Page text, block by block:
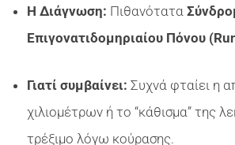
Η Διάγνωση: Πιθανότατα
Επιγονατιδομηριαίου Πόνου
Γιατί συμβαίνει: Συχνά φταίει η
χιλιομέτρων ή το “κάθισμα” της
τρέξιμο λόγω κούρασης.